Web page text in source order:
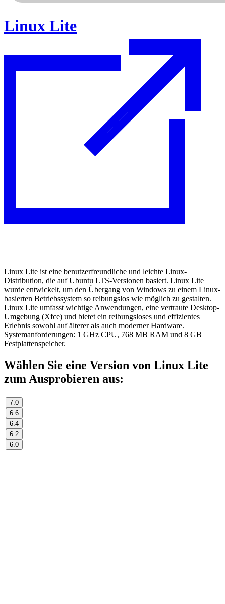
Linux Lite
Linux Lite ist eine benutzerfreundliche und leichte Linux-
Distribution, die auf Ubuntu LTS-Versionen basiert. Linux Lite
wurde entwickelt, um den Übergang von Windows zu einem Linux-
basierten Betriebssystem so reibungslos wie möglich zu gestalten.
Linux Lite umfasst wichtige Anwendungen, eine vertraute Desktop-
Umgebung (Xfce) und bietet ein reibungsloses und effizientes
Erlebnis sowohl auf älterer als auch moderner Hardware.
Systemanforderungen: 1 GHz CPU, 768 MB RAM und 8 GB
Festplattenspeicher.
Wählen Sie eine Version von Linux Lite
zum Ausprobieren aus:
7.0
6.6
6.4
6.2
6.0